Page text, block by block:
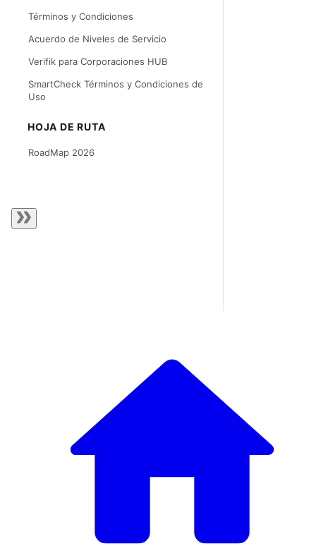
Términos y Condiciones
Acuerdo de Niveles de Servicio
Verifik para Corporaciones HUB
SmartCheck Términos y Condiciones de
Uso
HOJA DE RUTA
RoadMap 2026